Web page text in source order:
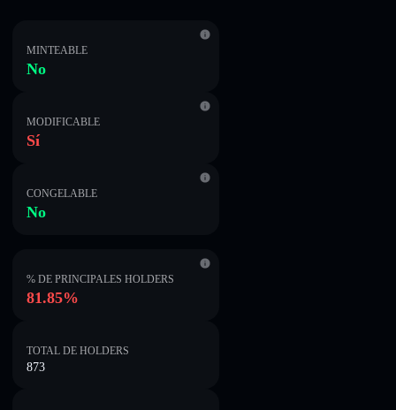
MINTEABLE
No
MODIFICABLE
Sí
CONGELABLE
No
% DE PRINCIPALES HOLDERS
81.85%
TOTAL DE HOLDERS
873